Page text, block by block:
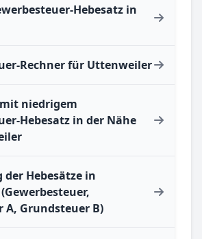
Hebesatz in
Rechner für Uttenweiler
niedrigem
Hebesatz in der Nähe
Hebesätze in
A, Grundsteuer B)